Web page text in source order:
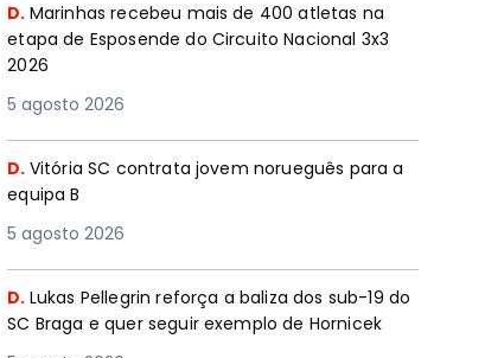
D. Marinhas recebeu mais de 400 atletas na
etapa de Esposende do Circuito Nacional 3x3
2026
5 agosto 2026
D. Vitória SC contrata jovem norueguês para a
equipa B
5 agosto 2026
D. Lukas Pellegrin reforça a baliza dos sub-19 do
SC Braga e quer seguir exemplo de Hornicek